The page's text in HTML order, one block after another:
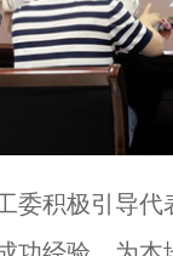
积极引导代